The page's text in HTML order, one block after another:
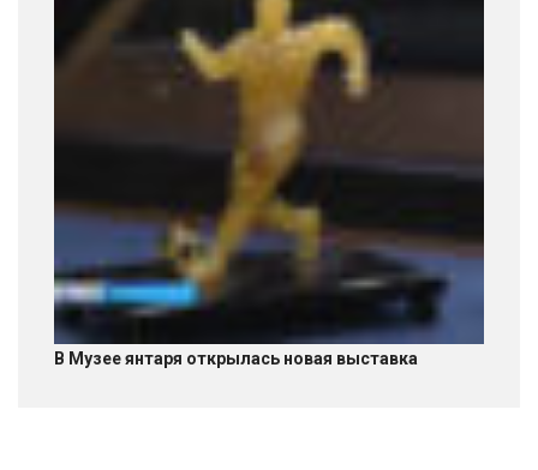
В Музее янтаря открылась новая выставка